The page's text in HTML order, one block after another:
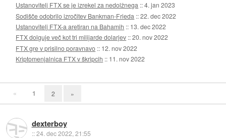
Ustanovitelj FTX se je izrekel za nedolžnega ::4. jan 2023
Sodišče odobrilo izročitev Bankman-Frieda ::22. dec 2022
Ustanovitelj FTX-a aretiran na Bahamih :: 13. dec 2022
FTX dolguje več kot tri milijarde dolarjev ::20. nov 2022
FTX gre v prisilno poravnavo :: 12. nov 2022
Kriptomenjalnica FTX v škripcih :: 11. nov 2022
« 1 2 »
dexterboy
::24. dec 2022, 21:55